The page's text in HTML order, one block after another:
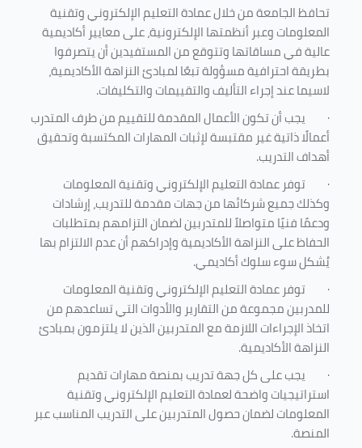
تحافظ الجامعة من خلال عمادة التعليم الإلكتروني وتقنية
المعلومات وعبر أنظمتها الإلكترونية، على معايير أكاديمية
عالية في مساقاتها وتتوقع من المستفيدين أن يتصرفوا
بطريقة احترافية مسؤولة تبعًا لمبادئ النزاهة الأكاديمية،
لاسيما عند إجراء التأليف والتقييمات والتكليفات.
· يجب أن تكون الأعمال المقدمة للتقييم من طرف المتدرب
أعمالًا ذاتية غير مقتبسة لإثبات المهارات المكتسبة وتحقيق
أهداف التدريب.
· توفر عمادة التعليم الإلكتروني وتقنية المعلومات
وكذلك جميع شركائها من جهات مقدمة للتدريب، إرشادات
ودعمًا فنيًا متواصلاً للمتدربين لضمان التزامهم بمتطلبات
الحفاظ على النزاهة الأكاديمية وإدراكهم أن عدم الالتزام بها
يُشكل سوء سلوك أكاديمي.
· توفر عمادة التعليم الإلكتروني وتقنية المعلومات
للمدربين مجموعة من التقارير والأدوات التي تساعدهم من
اتخاذ الإجراءات اللازمة مع المتدربين الذين لا يلتزمون بمبادئ
النزاهة الأكاديمية.
· يجب على كل جهة تدريب بمنصة مهارات تقديم
استراتيجيات واضحة لعمادة التعليم الإلكتروني وتقنية
المعلومات لضمان حصول المتدربين على التدريب المناسب عبر
المنصة.